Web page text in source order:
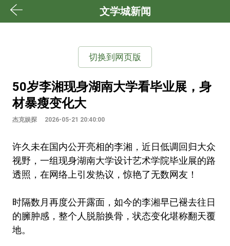
文学城新闻
切换到网页版
50岁李湘现身湖南大学看毕业展，身
材暴瘦变化大
杰克娱探 2026-05-21 20:40:00
许久未在国内公开亮相的李湘，近日低调回归大众
视野，一组现身湖南大学设计艺术学院毕业展的路
透照，在网络上引发热议，惊艳了无数网友！
时隔数月再度公开露面，如今的李湘早已褪去往日
的臃肿感，整个人脱胎换骨，状态变化堪称翻天覆
地。